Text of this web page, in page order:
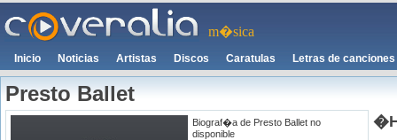
m�sica
Inicio Noticias Artistas Discos Caratulas Letras de canciones
Presto Ballet
Biograf�a de Presto Ballet no
disponible